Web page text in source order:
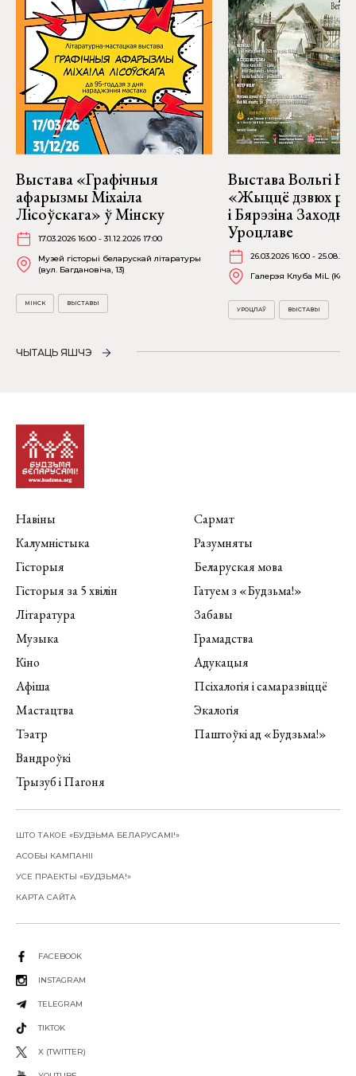
Выстава «Графічныя
афарызмы Міхаіла
Лісоўскага» ў Мінску
17.03.2026 16:00 - 31.12.2026 17:00
Музей гісторыі беларускай літаратуры
(вул. Багдановіча, 13)
МІНСК ВЫСТАВЫ
Выстава Вольгі
«Жыццё дзвюх
і Бярэзіна
Уроцлаве
26.03.2026 16:00 -
Галерэя Клуба MiL
УРОЦЛАЎ ВЫСТАВЫ
ЧЫТАЦЬ ЯШЧЭ
Навіны
Калумністыка
Гісторыя
Гісторыя за 5 хвілін
Літаратура
Музыка
Кіно
Афіша
Мастацтва
Тэатр
Вандроўкі
Трызуб і Пагоня
Сармат
Разумняты
Беларуская мова
Гатуем з «Будзьма!»
Забавы
Грамадства
Адукацыя
Псіхалогія і самаразвіццё
Экалогія
Паштоўкі ад «Будзьма!»
ШТО ТАКОЕ «БУДЗЬМА БЕЛАРУСАМІ!»
АСОБЫ КАМПАНІІ
УСЕ ПРАЕКТЫ «БУДЗЬМА!»
КАРТА САЙТА
FACEBOOK
INSTAGRAM
TELEGRAM
TIKTOK
X (TWITTER)